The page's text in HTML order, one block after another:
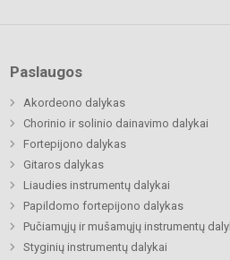
Paslaugos
Akordeono dalykas
Chorinio ir solinio dainavimo dalykai
Fortepijono dalykas
Gitaros dalykas
Liaudies instrumentų dalykai
Papildomo fortepijono dalykas
Pučiamųjų ir mušamųjų instrumentų
Styginių instrumentų dalykai